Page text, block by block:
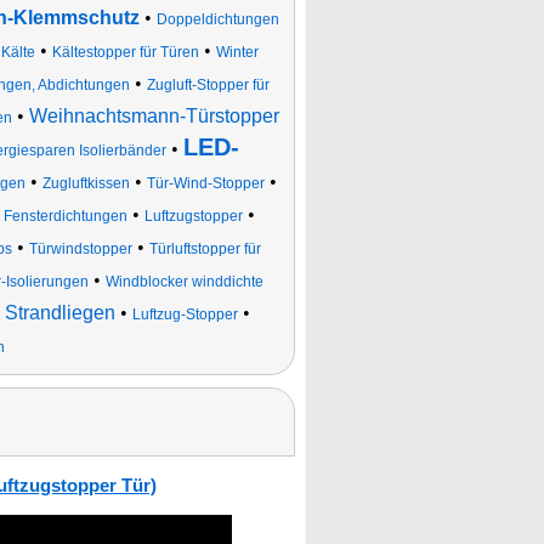
Klemmschutz• Doppeldichtungen
• Kältestopper für Türen • Winter
Abdichtungen • Zugluft-Stopper für
• Weihnachtsmann-Türstopper
Isolierbänder • LED-
• Zugluftkissen • Tür-Wind-Stopper•
• Luftzugstopper•
• Türwindstopper • Türluftstopper für
Isolierungen • Windblocker winddichte
• Luftzug-Stopper•
Tür)